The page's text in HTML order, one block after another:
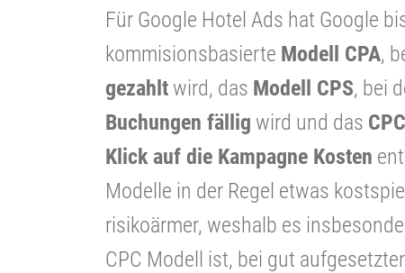
Für Google Hotel Ads hat Google
kommisionsbasierte Modell CPA,
gezahlt wird, das Modell CPS, bei
Buchungen fällig wird und das
Klick auf die Kampagne Kosten
Modelle in der Regel etwas
risikoärmer, weshalb es
CPC Modell ist, bei gut